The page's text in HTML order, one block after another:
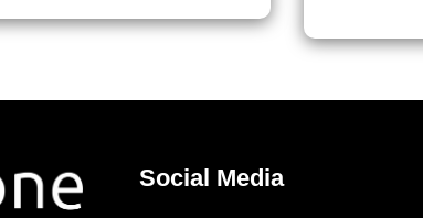
Social Media